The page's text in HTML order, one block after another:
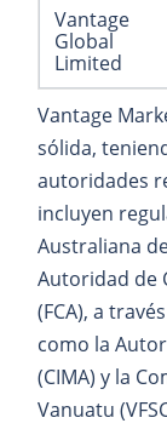
Vantage
Global
Limited
Vantage
sólida,
autoridades
incluyen
Australiana
Autoridad de
(FCA), a
como la
(CIMA) y la
Vanuatu